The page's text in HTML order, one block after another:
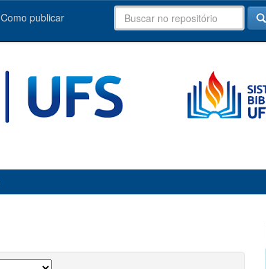
Como publicar